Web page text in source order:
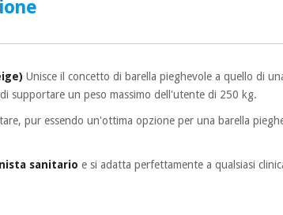
Unisce il concetto di barella pieghevole a quello di
supportare un peso massimo dell'utente di 250 kg.
pur essendo un'ottima opzione per una barella
sanitario e si adatta perfettamente a qualsiasi